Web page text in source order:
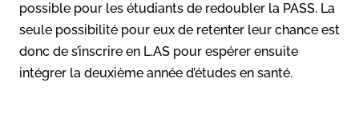
possible pour les étudiants de redoubler la PASS. La
seule possibilité pour eux de retenter leur chance est
donc de s’inscrire en L.AS pour espérer ensuite
intégrer la deuxième année d’études en santé.